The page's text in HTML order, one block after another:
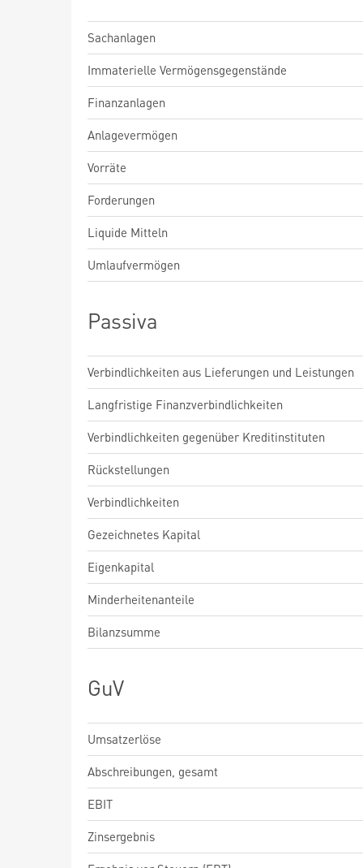
Sachanlagen
Immaterielle Vermögensgegenstände
Finanzanlagen
Anlagevermögen
Vorräte
Forderungen
Liquide Mitteln
Umlaufvermögen
Passiva
Verbindlichkeiten aus Lieferungen und Leistungen
Langfristige Finanzverbindlichkeiten
Verbindlichkeiten gegenüber Kreditinstituten
Rückstellungen
Verbindlichkeiten
Gezeichnetes Kapital
Eigenkapital
Minderheitenanteile
Bilanzsumme
GuV
Umsatzerlöse
Abschreibungen, gesamt
EBIT
Zinsergebnis